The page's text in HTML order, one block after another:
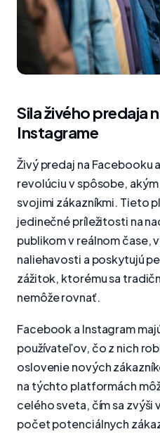
Sila živého predaja
Instagrame
Živý predaj na Facebooku
revolúciu v spôsobe,
svojimi zákazníkmi. Tieto
jedinečné príležitosti na
publikom v reálnom čase,
naliehavosti a poskytujú
zážitok, ktorému sa
nemôže rovnať.
Facebook a Instagram
používateľov, čo z nich
oslovenie nových
na týchto platformách
celého sveta, čím sa
počet potenciálnych